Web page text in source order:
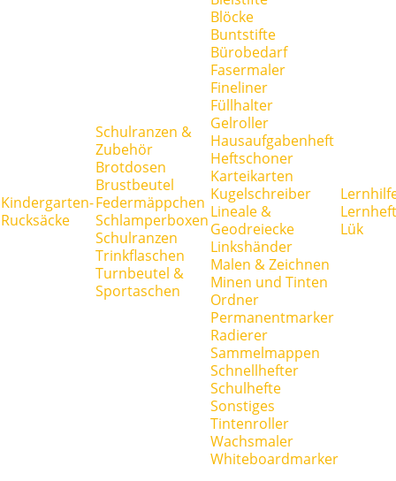
Kindergarten-
Rucksäcke
Schulranzen &
Zubehör
Brotdosen
Brustbeutel
Federmäppchen
Schlamperboxen
Schulranzen
Trinkflaschen
Turnbeutel &
Sportaschen
Blöcke
Buntstifte
Bürobedarf
Fasermaler
Fineliner
Füllhalter
Gelroller
Hausaufgabenheft
Heftschoner
Karteikarten
Kugelschreiber
Lineale &
Geodreiecke
Linkshänder
Malen & Zeichnen
Minen und Tinten
Ordner
Permanentmarker
Radierer
Sammelmappen
Schnellhefter
Schulhefte
Sonstiges
Tintenroller
Wachsmaler
Whiteboardmarker
Lük